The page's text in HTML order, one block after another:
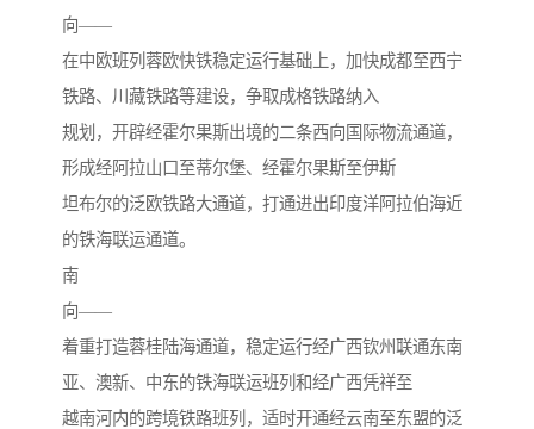
向——
在中欧班列蓉欧快铁稳定运行基础上，加快成都至西宁
铁路、川藏铁路等建设，争取成格铁路纳入
规划，开辟经霍尔果斯出境的二条西向国际物流通道，
形成经阿拉山口至蒂尔堡、经霍尔果斯至伊斯
坦布尔的泛欧铁路大通道，打通进出印度洋阿拉伯海近
的铁海联运通道。
南
向——
着重打造蓉桂陆海通道，稳定运行经广西钦州联通东南
亚、澳新、中东的铁海联运班列和经广西凭祥至
越南河内的跨境铁路班列，适时开通经云南至东盟的泛